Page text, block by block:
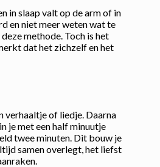
in slaap valt op de arm of in
en niet meer weten wat te
methode. Toch is het
dat het zichzelf en het
verhaaltje of liedje. Daarna
je met een half minuutje
twee minuten. Dit bouw je
samen overlegt, het liefst